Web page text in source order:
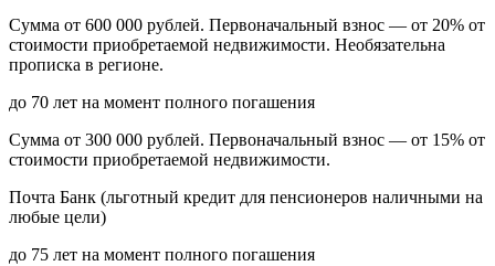
Сумма от 600 000 рублей. Первоначальный взнос — от 20% от
стоимости приобретаемой недвижимости. Необязательна
прописка в регионе.
до 70 лет на момент полного погашения
Сумма от 300 000 рублей. Первоначальный взнос — от 15% от
стоимости приобретаемой недвижимости.
Почта Банк (льготный кредит для пенсионеров наличными на
любые цели)
до 75 лет на момент полного погашения